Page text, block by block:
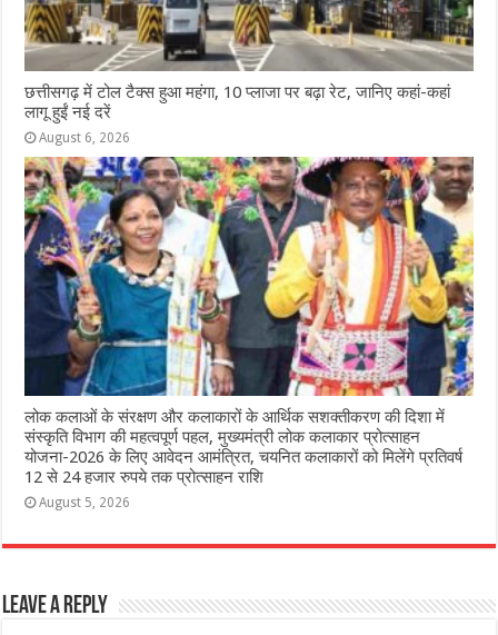
छत्तीसगढ़ में टोल टैक्स हुआ महंगा, 10 प्लाजा पर बढ़ा रेट, जानिए कहां-कहां
लागू हुईं नई दरें
August 6, 2026
लोक कलाओं के संरक्षण और कलाकारों के आर्थिक सशक्तीकरण की दिशा में
संस्कृति विभाग की महत्वपूर्ण पहल, मुख्यमंत्री लोक कलाकार प्रोत्साहन
योजना-2026 के लिए आवेदन आमंत्रित, चयनित कलाकारों को मिलेंगे प्रतिवर्ष
12 से 24 हजार रुपये तक प्रोत्साहन राशि
August 5, 2026
Leave a Reply